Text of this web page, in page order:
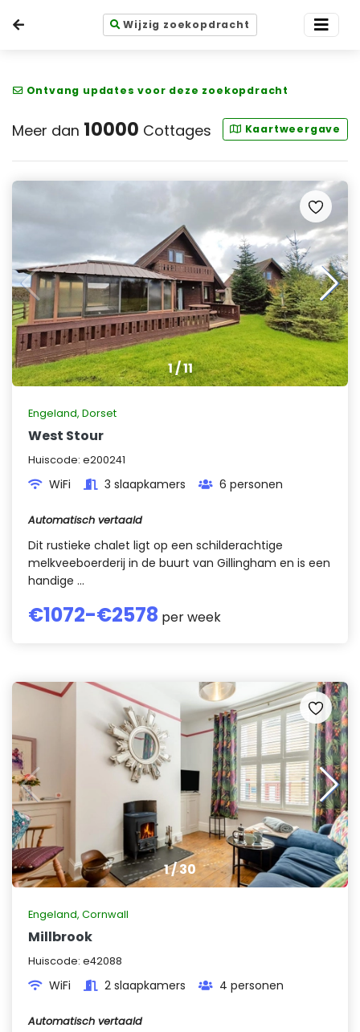
Wijzig zoekopdracht
Ontvang updates voor deze zoekopdracht
Kaartweergave
Meer dan 10000 Cottages
1/11
Engeland, Dorset
West Stour
Huiscode: e200241
WiFi 3 slaapkamers 6 personen
Automatisch vertaald
Dit rustieke chalet ligt op een schilderachtige
melkveeboerderij in de buurt van Gillingham en is een
handige ...
€1072-€2578 per week
1/30
Engeland, Cornwall
Millbrook
Huiscode: e42088
WiFi 2 slaapkamers 4 personen
Automatisch vertaald